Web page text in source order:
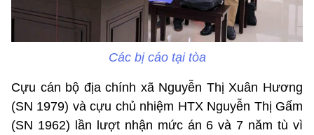
Các bị cáo tại tòa
Cựu cán bộ địa chính xã Nguyễn Thị Xuân Hương
(SN 1979) và cựu chủ nhiệm HTX Nguyễn Thị Gấm
(SN 1962) lần lượt nhận mức án 6 và 7 năm tù vì